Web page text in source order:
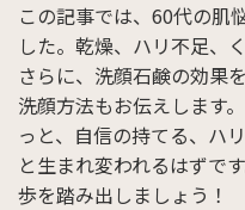
この記事では、60代の肌
した。乾燥、ハリ不足、
さらに、洗顔石鹸の効果
洗顔方法もお伝えします
っと、自信の持てる、ハ
と生まれ変われるはずで
歩を踏み出しましょう！